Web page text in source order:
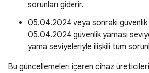
sorunları giderir.
05.04.2024 veya sonraki güvenlik
05.04.2024 güvenlik yaması
yama seviyeleriyle ilişkili tüm
Bu güncellemeleri içeren cihaz